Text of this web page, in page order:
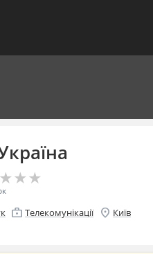
★
★★
★★
★
enterprise Телекомунікації location_on Київ